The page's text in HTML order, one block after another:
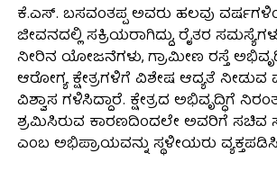
ಕೆ.ಎಸ್. ಬಸವಂತಪ್ಪ ಅವರು ಹಲವು
ಜೀವನದಲ್ಲಿ ಸಕ್ರಿಯರಾಗಿದ್ದು, ರೈತರ
ನೀರಿನ ಯೋಜನೆಗಳು, ಗ್ರಾಮೀಣ ರಸ್ತೆ
ಆರೋಗ್ಯ ಕ್ಷೇತ್ರಗಳಿಗೆ ವಿಶೇಷ ಆದ್ಯತೆ
ವಿಶ್ವಾಸ ಗಳಿಸಿದ್ದಾರೆ. ಕ್ಷೇತ್ರದ ಅಭಿವೃದ್ಧಿಗೆ
ಶ್ರಮಿಸಿರುವ ಕಾರಣದಿಂದಲೇ ಅವರಿಗೆ ಸಚಿವ
ಎಂಬ ಅಭಿಪ್ರಾಯವನ್ನು ಸ್ಥಳೀಯರು